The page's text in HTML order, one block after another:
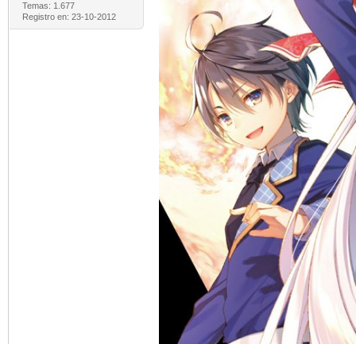
Temas: 1.677
Registro en: 23-10-2012